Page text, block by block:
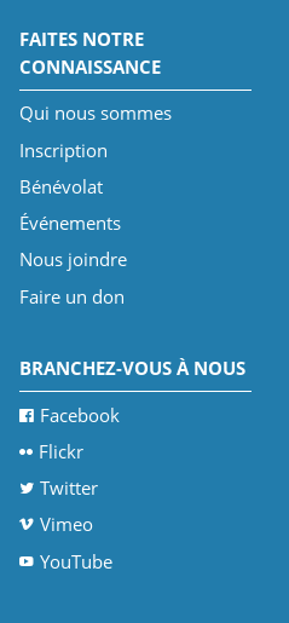
FAITES NOTRE
CONNAISSANCE
Qui nous sommes
Inscription
Bénévolat
Événements
Nous joindre
Faire un don
BRANCHEZ-VOUS À NOUS
Facebook
Flickr
Twitter
Vimeo
YouTube